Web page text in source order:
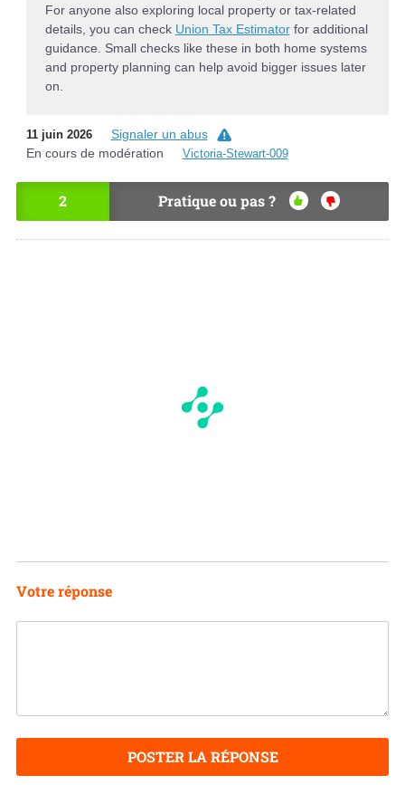
For anyone also exploring local property or tax-related
details, you can check Union Tax Estimatorfor additional
guidance. Small checks like these in both home systems
and property planning can help avoid bigger issues later
on.
11 juin 2026
Signaler un abus
En cours de modération
Victoria-Stewart-009
2 Pratique ou pas ?
OU
I
NO
Votre réponse
POSTER LA RÉPONSE